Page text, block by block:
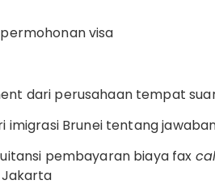
visa
dari perusahaan tempat
imigrasi Brunei tentang
pembayaran biaya fax
Jakarta